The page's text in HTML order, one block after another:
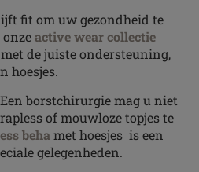
fit om uw gezondheid te
active wear collectie
de juiste ondersteuning,
hoesjes.
borstchirurgie mag u niet
of mouwloze topjes te
behamet hoesjes is een
gelegenheden.